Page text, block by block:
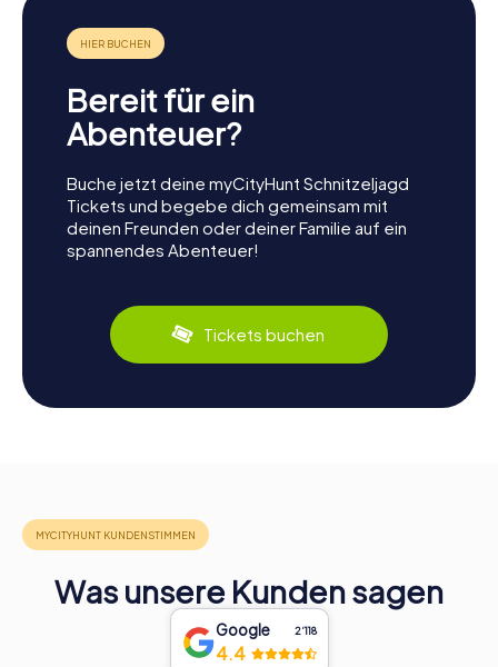
Bereit für ein
Abenteuer?
Buche jetzt deine myCityHunt Schnitzeljagd
Tickets und begebe dich gemeinsam mit
deinen Freunden oder deiner Familie auf ein
spannendes Abenteuer!
Tickets buchen
Was unsere Kunden sagen
Google 2‘118
4.4